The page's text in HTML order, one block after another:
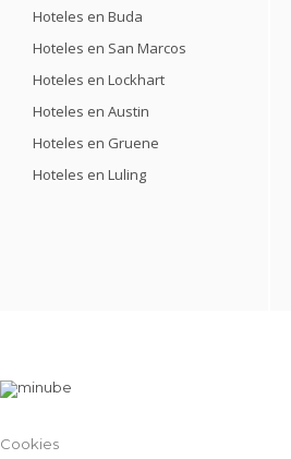
Hoteles en Buda
Hoteles en San Marcos
Hoteles en Lockhart
Hoteles en Austin
Hoteles en Gruene
Hoteles en Luling
Cookies